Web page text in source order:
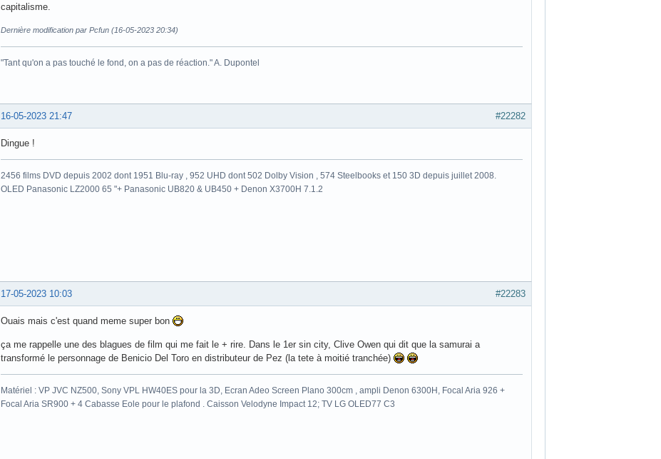
capitalisme.
Dernière modification par Pcfun (16-05-2023 20:34)
"Tant qu'on a pas touché le fond, on a pas de réaction." A. Dupontel
#22282
16-05-2023 21:47
Dingue !
2456 films DVD depuis 2002 dont 1951 Blu-ray , 952 UHD dont 502 Dolby Vision , 574 Steelbooks et 150 3D depuis juillet 2008.
OLED Panasonic LZ2000 65 "+ Panasonic UB820 & UB450 + Denon X3700H 7.1.2
#22283
17-05-2023 10:03
Ouais mais c'est quand meme super bon
ça me rappelle une des blagues de film qui me fait le + rire. Dans le 1er sin city, Clive Owen qui dit que la samurai a
transformé le personnage de Benicio Del Toro en distributeur de Pez (la tete à moitié tranchée)
Matériel : VP JVC NZ500, Sony VPL HW40ES pour la 3D, Ecran Adeo Screen Plano 300cm , ampli Denon 6300H, Focal Aria 926 +
Focal Aria SR900 + 4 Cabasse Eole pour le plafond . Caisson Velodyne Impact 12; TV LG OLED77 C3